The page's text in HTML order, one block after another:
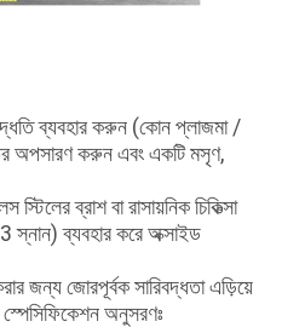
ব্যবহার করুন (কোন প্লাজমা /
অপসারণ করুন এবং একটি মসৃণ,
ব্রাশ বা রাসায়নিক চিকিত্সা
ব্যবহার করে অক্সাইড
জন্য জোরপূর্বক সারিবদ্ধতা এড়িয়ে
অনুসরণঃ